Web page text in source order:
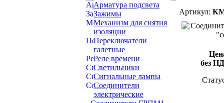
Арматура подсвета
Зажимы
Механизм для снятия
изоляции
Переключатели
галетные
Реле времени
Светильники
Сигнальные лампы
Соединители
электрические
Артикул:
без